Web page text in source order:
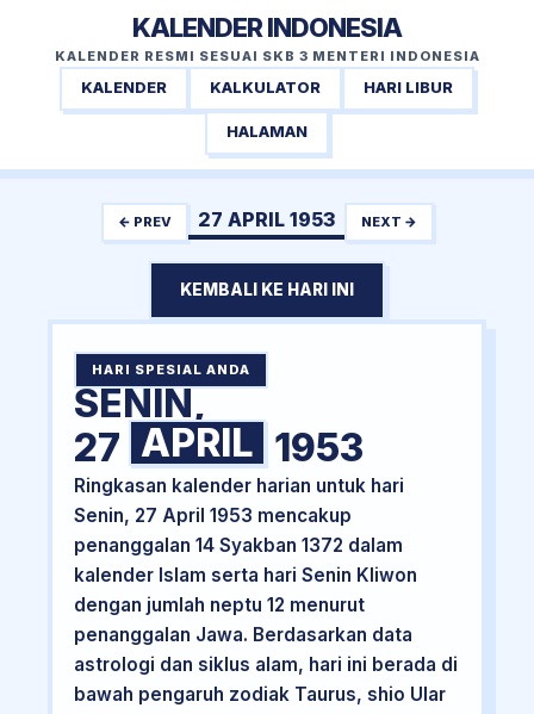
KALENDER INDONESIA
KALENDER RESMI SESUAI SKB 3 MENTERI INDONESIA
KALENDER KALKULATOR HARI LIBUR
HALAMAN
← PREV 27 APRIL 1953 NEXT →
KEMBALI KE HARI INI
HARI SPESIAL ANDA
SENIN,
27 APRIL 1953
Ringkasan kalender harian untuk hari
Senin, 27 April 1953 mencakup
penanggalan 14 Syakban 1372 dalam
kalender Islam serta hari Senin Kliwon
dengan jumlah neptu 12 menurut
penanggalan Jawa. Berdasarkan data
astrologi dan siklus alam, hari ini berada di
bawah pengaruh zodiak Taurus, shio Ular